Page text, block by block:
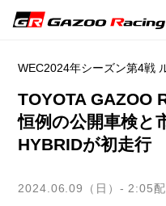
2024年プレスリリース モ
WEC2024年シーズン第4戦
TOYOTA GAZOO
恒例の公開車検と
HYBRIDが初走行
2024.06.09（日）- 2:05